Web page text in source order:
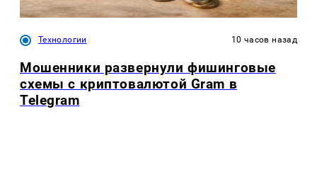
Технологии 10 часов назад
Мошенники развернули фишинговые
схемы с криптовалютой Gram в
Telegram